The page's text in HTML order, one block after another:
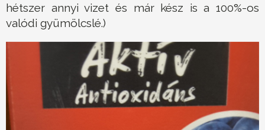
hétszer annyi vizet és már kész is a 100%-os
valódi gyümölcslé.)